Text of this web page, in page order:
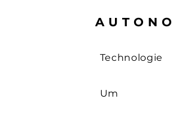
AUTONO
Technologie
Um